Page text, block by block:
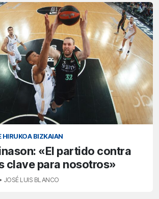
HIRUKOA BIZKAIAN
«El partido contra
clave para nosotros»
JOSÉ LUIS BLANCO